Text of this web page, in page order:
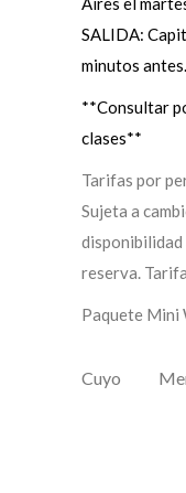
SALIDA:
minutos antes.
**Consultar
clases**
Tarifas por
Sujeta a
disponibilidad
reserva.
Paquete Mini
Cuyo